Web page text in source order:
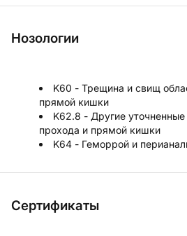
Нозологии
K60 - Трещина и свищ
прямой кишки
K62.8 - Другие уточненные
прохода и прямой кишки
K64 - Геморрой и
Сертификаты